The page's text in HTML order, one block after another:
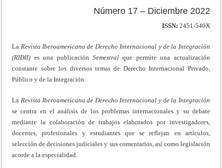
Número 17 – Diciembre 2022
ISSN: 2451-540X
La Revista Iberoamericana de Derecho Internacional y de la Integración
(RIDII) es una publicación Semestral que permite una actualización
constante sobre los diversos temas de Derecho Internacional Privado,
Público y de la Integración.
La Revista Iberoamericana de Derecho Internacional y de la Integración
se centra en el análisis de los problemas internacionales y su debate
mediante la colaboración de trabajos elaborados por investigadores,
docentes, profesionales y estudiantes que se reflejan en artículos,
selección de decisiones judiciales y sus comentarios, así como legislación
acorde a la especialidad.